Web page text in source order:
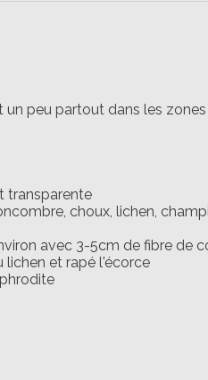
un peu partout dans les
transparente
choux, lichen,
avec 3-5cm de fibre de
lichen et rapé l'écorce